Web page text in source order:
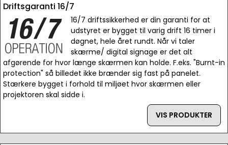
Driftsgaranti 16/7
16/7 driftssikkerhed er din garanti for at
udstyret er bygget til varig drift 16 timer i
døgnet, hele året rundt. Når vi taler
skærme/ digital signage er det alt
afgørende for hvor længe skærmen kan holde. F.eks. "Burnt-in
protection" så billedet ikke brænder sig fast på panelet.
Stærkere bygget i forhold til miljøet hvor skærmen eller
projektoren skal sidde i.
VIS PRODUKTER